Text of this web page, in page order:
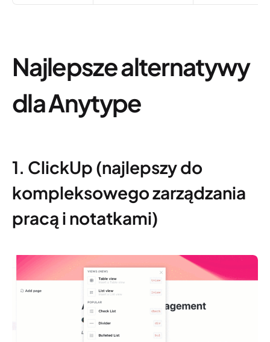
Najlepsze alternatywy
dla Anytype
1. ClickUp (najlepszy do
kompleksowego zarządzania
pracą i notatkami)